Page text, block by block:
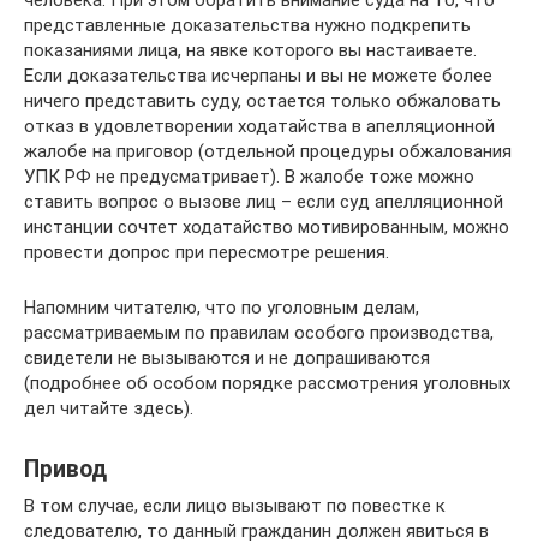
представленные доказательства нужно подкрепить
показаниями лица, на явке которого вы настаиваете.
Если доказательства исчерпаны и вы не можете более
ничего представить суду, остается только обжаловать
отказ в удовлетворении ходатайства в апелляционной
жалобе на приговор (отдельной процедуры обжалования
УПК РФ не предусматривает). В жалобе тоже можно
ставить вопрос о вызове лиц – если суд апелляционной
инстанции сочтет ходатайство мотивированным, можно
провести допрос при пересмотре решения.
Напомним читателю, что по уголовным делам,
рассматриваемым по правилам особого производства,
свидетели не вызываются и не допрашиваются
(подробнее об особом порядке рассмотрения уголовных
дел читайте здесь).
Привод
В том случае, если лицо вызывают по повестке к
следователю, то данный гражданин должен явиться в